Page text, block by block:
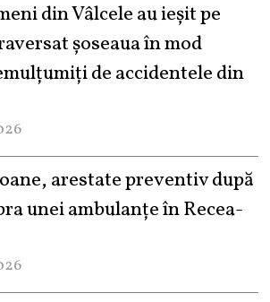
din Vâlcele au ieșit pe
șoseaua în mod
de accidentele din
arestate preventiv după
unei ambulanțe în Recea-